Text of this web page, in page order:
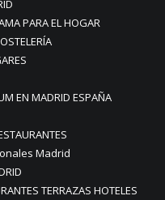
PARA EL HOGAR
EN MADRID ESPAÑA
Madrid
TERRAZAS HOTELES